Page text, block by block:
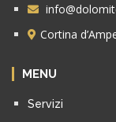
Cortina
MENU
Servizi